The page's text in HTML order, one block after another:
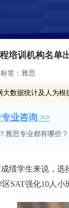
培训机构名单
签：雅思
数据统计及人为
业咨询 >>
雅思专业都有哪些？
绩学生来说，
SAT强化10人